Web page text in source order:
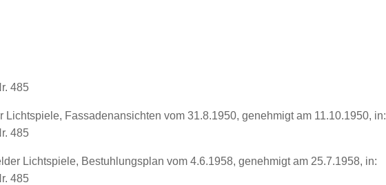
485
Lichtspiele, Fassadenansichten vom 31.8.1950, genehmigt am 11.10.1950, in:
485
Lichtspiele, Bestuhlungsplan vom 4.6.1958, genehmigt am 25.7.1958, in:
485